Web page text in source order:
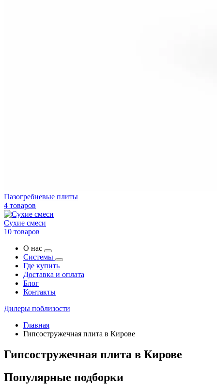
Пазогребневые плиты
4 товаров
Сухие смеси
10 товаров
О нас
Системы
Где купить
Доставка и оплата
Блог
Контакты
Дилеры поблизости
Главная
Гипсостружечная плита в Кирове
Гипсостружечная плита в Кирове
Популярные подборки